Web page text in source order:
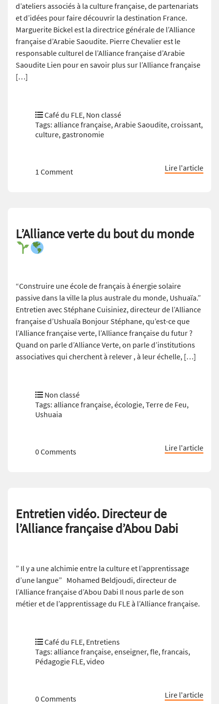
d’ateliers associés à la culture française, de partenariats
et d’idées pour faire découvrir la destination France.
Marguerite Bickel est la directrice générale de l’Alliance
française d’Arabie Saoudite. Pierre Chevalier est le
responsable culturel de l’Alliance française d’Arabie
Saoudite Lien pour en savoir plus sur l’Alliance française
[…]
Café du FLE, Non classé
Tags: alliance française,Arabie Saoudite,croissant,
culture, gastronomie
1 Comment Lire l'article
L’Alliance verte du bout du monde
“Construire une école de français à énergie solaire
passive dans la ville la plus australe du monde, Ushuaïa.”
Entretien avec Stéphane Cuisiniez, directeur de l’Alliance
française d’Ushuaïa Bonjour Stéphane, qu’est-ce que
l’Alliance française verte, l’Alliance française du futur ?
Quand on parle d’Alliance Verte, on parle d’institutions
associatives qui cherchent à relever , à leur échelle, […]
Non classé
Tags: alliance française,écologie,Terre de Feu,
Ushuaia
0 Comments Lire l'article
Entretien vidéo. Directeur de
l’Alliance française d’Abou Dabi
” Il y a une alchimie entre la culture et l’apprentissage
d’une langue” Mohamed Beldjoudi, directeur de
l’Alliance française d’Abou Dabi Il nous parle de son
métier et de l’apprentissage du FLE à l’Alliance française.
Café du FLE, Entretiens
Tags: alliance française, enseigner, fle, francais,
Pédagogie FLE, video
0 Comments Lire l'article